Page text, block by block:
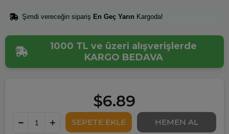
Şimdi vereceğin sipariş En Geç Yarın Kargoda!
1000 TL ve üzeri alışverişlerde
KARGO BEDAVA
$6.89